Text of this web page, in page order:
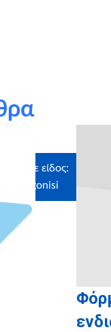
τους εκπληρώσαμε
σε είδος:
Lagonisi